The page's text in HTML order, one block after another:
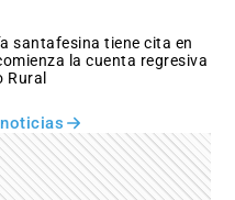
santafesina tiene cita en
la cuenta regresiva
Rural